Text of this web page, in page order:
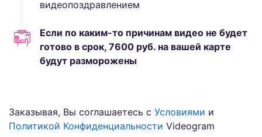
видеопоздравлением
Если по каким-то причинам видео не будет
готово в срок, 7600 руб. на вашей карте
будут разморожены
Заказывая, Вы соглашаетесь с Условиями и
Политикой Конфиденциальности Videogram